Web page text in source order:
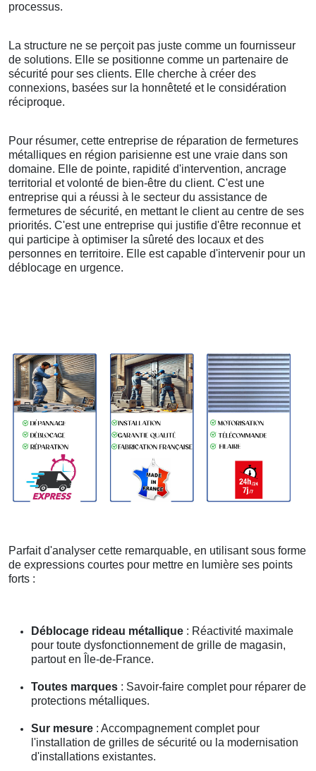
processus.
La structure ne se perçoit pas juste comme un fournisseur
de solutions. Elle se positionne comme un partenaire de
sécurité pour ses clients. Elle cherche à créer des
connexions, basées sur la honnêteté et le considération
réciproque.
Pour résumer, cette entreprise de réparation de fermetures
métalliques en région parisienne est une vraie dans son
domaine. Elle de pointe, rapidité d'intervention, ancrage
territorial et volonté de bien-être du client. C'est une
entreprise qui a réussi à le secteur du assistance de
fermetures de sécurité, en mettant le client au centre de ses
priorités. C'est une entreprise qui justifie d'être reconnue et
qui participe à optimiser la sûreté des locaux et des
personnes en territoire. Elle est capable d'intervenir pour un
déblocage en urgence.
Parfait d'analyser cette remarquable, en utilisant sous forme
de expressions courtes pour mettre en lumière ses points
forts :
Déblocage rideau métallique : Réactivité maximale
pour toute dysfonctionnement de grille de magasin,
partout en Île-de-France.
Toutes marques : Savoir-faire complet pour réparer de
protections métalliques.
Sur mesure : Accompagnement complet pour
l'installation de grilles de sécurité ou la modernisation
d'installations existantes.